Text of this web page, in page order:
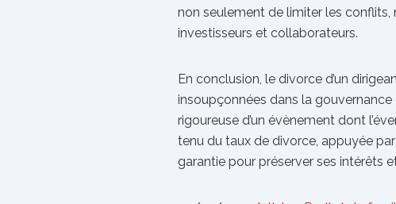
non seulement de limiter les conflits,
investisseurs et collaborateurs.
En conclusion, le divorce d’un
insoupçonnées dans la
rigoureuse d’un évènement dont
tenu du taux de divorce, appuyée
garantie pour préserver ses intérêts